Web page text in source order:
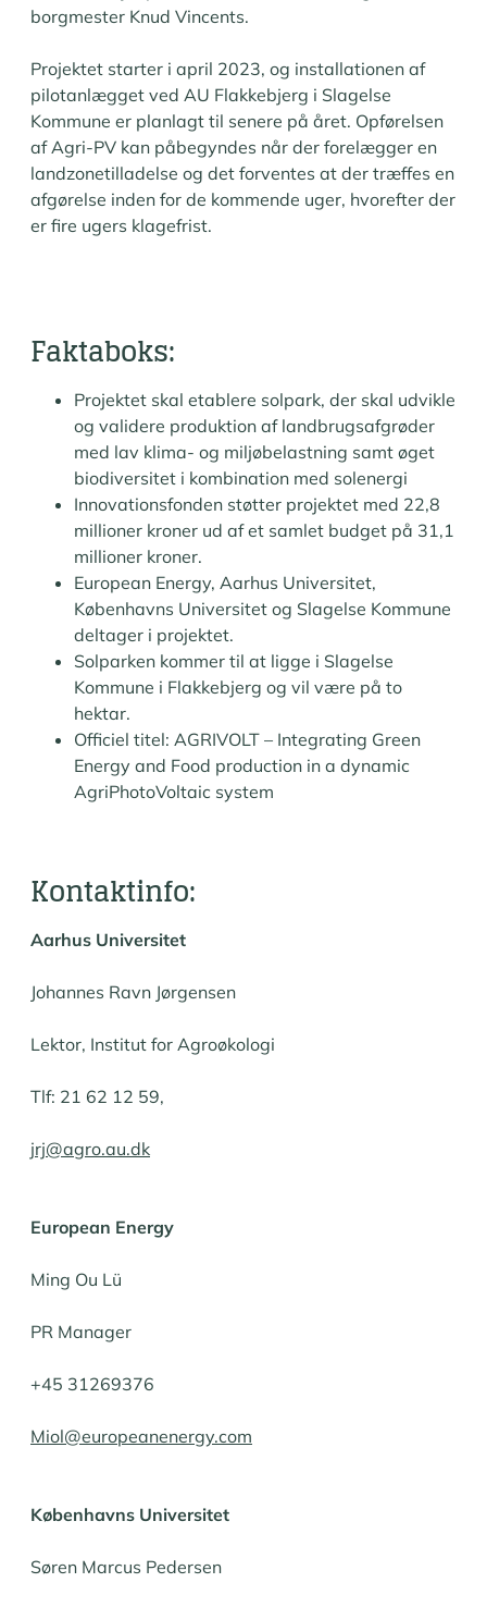
borgmester Knud Vincents.
Projektet starter i april 2023, og installationen af
pilotanlægget ved AU Flakkebjerg i Slagelse
Kommune er planlagt til senere på året. Opførelsen
af Agri-PV kan påbegyndes når der forelægger en
landzonetilladelse og det forventes at der træffes en
afgørelse inden for de kommende uger, hvorefter der
er fire ugers klagefrist.
Faktaboks:
Projektet skal etablere solpark, der skal udvikle
og validere produktion af landbrugsafgrøder
med lav klima- og miljøbelastning samt øget
biodiversitet i kombination med solenergi
Innovationsfonden støtter projektet med 22,8
millioner kroner ud af et samlet budget på 31,1
millioner kroner.
European Energy, Aarhus Universitet,
Københavns Universitet og Slagelse Kommune
deltager i projektet.
Solparken kommer til at ligge i Slagelse
Kommune i Flakkebjerg og vil være på to
hektar.
Officiel titel: AGRIVOLT – Integrating Green
Energy and Food production in a dynamic
AgriPhotoVoltaic system
Kontaktinfo:
Aarhus Universitet
Johannes Ravn Jørgensen
Lektor, Institut for Agroøkologi
Tlf: 21 62 12 59,
jrj@agro.au.dk
European Energy
Ming Ou Lü
PR Manager
+45 31269376
Miol@europeanenergy.com
Københavns Universitet
Søren Marcus Pedersen